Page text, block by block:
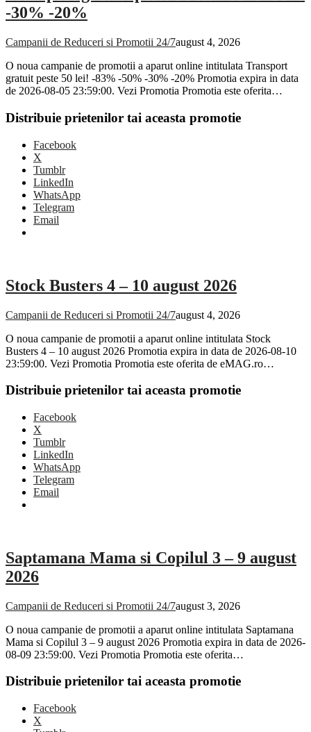
-30% -20%
Campanii de Reduceri si Promotii 24/7august 4, 2026
O noua campanie de promotii a aparut online intitulata Transport
gratuit peste 50 lei! -83% -50% -30% -20% Promotia expira in data
de 2026-08-05 23:59:00. Vezi Promotia Promotia este oferita…
Distribuie prietenilor tai aceasta promotie
Facebook
X
Tumblr
LinkedIn
WhatsApp
Telegram
Email
Stock Busters 4 – 10 august 2026
Campanii de Reduceri si Promotii 24/7august 4, 2026
O noua campanie de promotii a aparut online intitulata Stock
Busters 4 – 10 august 2026 Promotia expira in data de 2026-08-10
23:59:00. Vezi Promotia Promotia este oferita de eMAG.ro…
Distribuie prietenilor tai aceasta promotie
Facebook
X
Tumblr
LinkedIn
WhatsApp
Telegram
Email
Saptamana Mama si Copilul 3 – 9 august
2026
Campanii de Reduceri si Promotii 24/7august 3, 2026
O noua campanie de promotii a aparut online intitulata Saptamana
Mama si Copilul 3 – 9 august 2026 Promotia expira in data de 2026-
08-09 23:59:00. Vezi Promotia Promotia este oferita…
Distribuie prietenilor tai aceasta promotie
Facebook
X